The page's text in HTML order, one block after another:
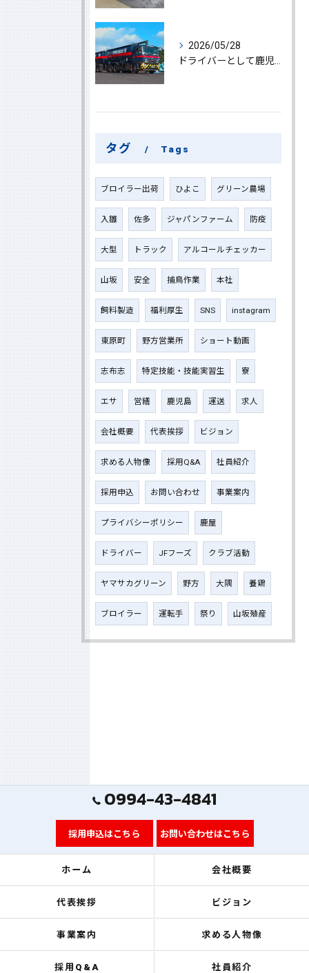
2026/05/28
タグ Tags
ブロイラー出荷 ひよこ グリーン農場
入雛 佐多 ジャパンファーム 防疫
大型 トラック アルコールチェッカー
山坂 安全 捕鳥作業 本社
飼料製造 福利厚生 SNS instagram
東原町 野方営業所 ショート動画
志布志 特定技能・技能実習生 寮
エサ 営繕 鹿児島 運送 求人
会社概要 代表挨拶 ビジョン
求める人物像 採用Q&A 社員紹介
採用申込 お問い合わせ 事業案内
プライバシーポリシー 鹿屋
ドライバー JFフーズ クラブ活動
ヤマサカグリーン 野方 大隅 養鶏
ブロイラー 運転手 祭り 山坂殖産
0994-43-4841
採用申込はこちら お問い合わせはこちら
ホーム 会社概要
代表挨拶 ビジョン
事業案内 求める人物像
採用Q&A 社員紹介